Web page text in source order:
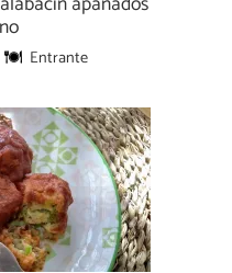
Entrante